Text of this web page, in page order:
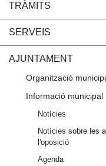
TRÀMITS
SERVEIS
AJUNTAMENT
Organització
Informació municipal
Notícies
Notícies sobre les
l'oposició
Agenda